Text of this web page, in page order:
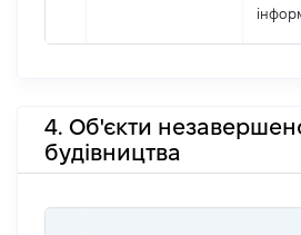
4. Об'єкти
будівництва